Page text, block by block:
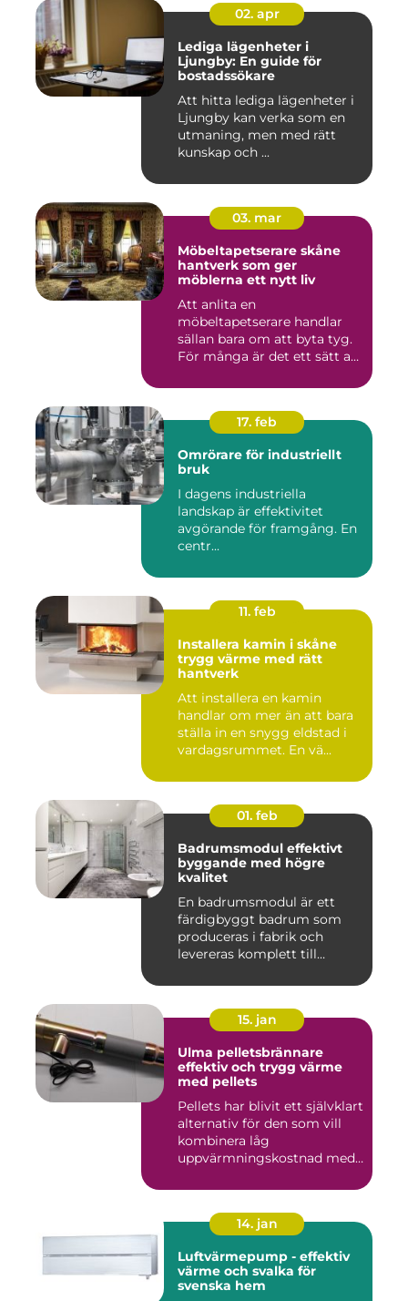
02. apr
Lediga lägenheter i
Ljungby: En guide för
bostadssökare
Att hitta lediga lägenheter i
Ljungby kan verka som en
utmaning, men med rätt
kunskap och ...
03. mar
Möbeltapetserare skåne
hantverk som ger
möblerna ett nytt liv
Att anlita en
möbeltapetserare handlar
sällan bara om att byta tyg.
För många är det ett sätt att
17. feb
Omrörare för industriellt
bruk
I dagens industriella
landskap är effektivitet
avgörande för framgång. En
centr...
11. feb
Installera kamin i skåne
trygg värme med rätt
hantverk
Att installera en kamin
handlar om mer än att bara
ställa in en snygg eldstad i
vardagsrummet. En vä...
01. feb
Badrumsmodul effektivt
byggande med högre
kvalitet
En badrumsmodul är ett
färdigbyggt badrum som
produceras i fabrik och
levereras komplett till
15. jan
Ulma pelletsbrännare
effektiv och trygg värme
med pellets
Pellets har blivit ett självklart
alternativ för den som vill
kombinera låg
uppvärmningskostnad med
14. jan
Luftvärmepump - effektiv
värme och svalka för
svenska hem